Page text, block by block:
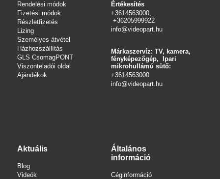
Rendelési módok
Fizetési módok
Részletfizetés
Lizing
Személyes átvétel
Házhozszállítás
GLS CsomagPONT
Viszonteladói oldal
Ajándékok
Értékesítés
+3614563000,
+36205999922
info@videopart.hu
Márkaszervíz: TV, kamera,
fényképezőgép, Ipari
mikrohullámú sütő:
+3614563000
info@videopart.hu
Aktuális
Blog
Videók
Általános
információ
Céginformáció